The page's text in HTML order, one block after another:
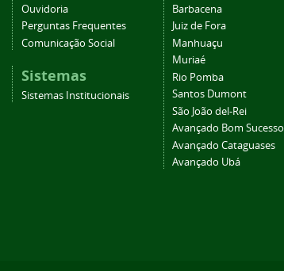
Ouvidoria
Perguntas Frequentes
Comunicação Social
Sistemas
Sistemas Institucionais
Barbacena
Juiz de Fora
Manhuaçu
Muriaé
Rio Pomba
Santos Dumont
São João del-Rei
Avançado Bom Sucesso
Avançado Cataguases
Avançado Ubá